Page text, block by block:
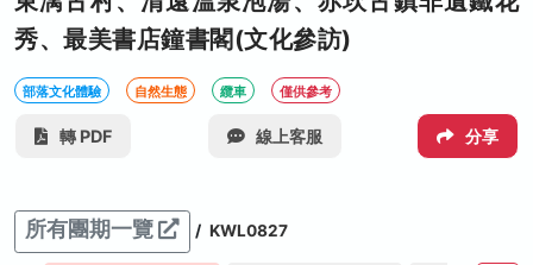
秀、最美書店鐘書閣(文化參訪)
部落文化體驗 自然生態 纜車 僅供參考
轉 PDF 線上客服 分享
所有團期一覽 / KWL0827